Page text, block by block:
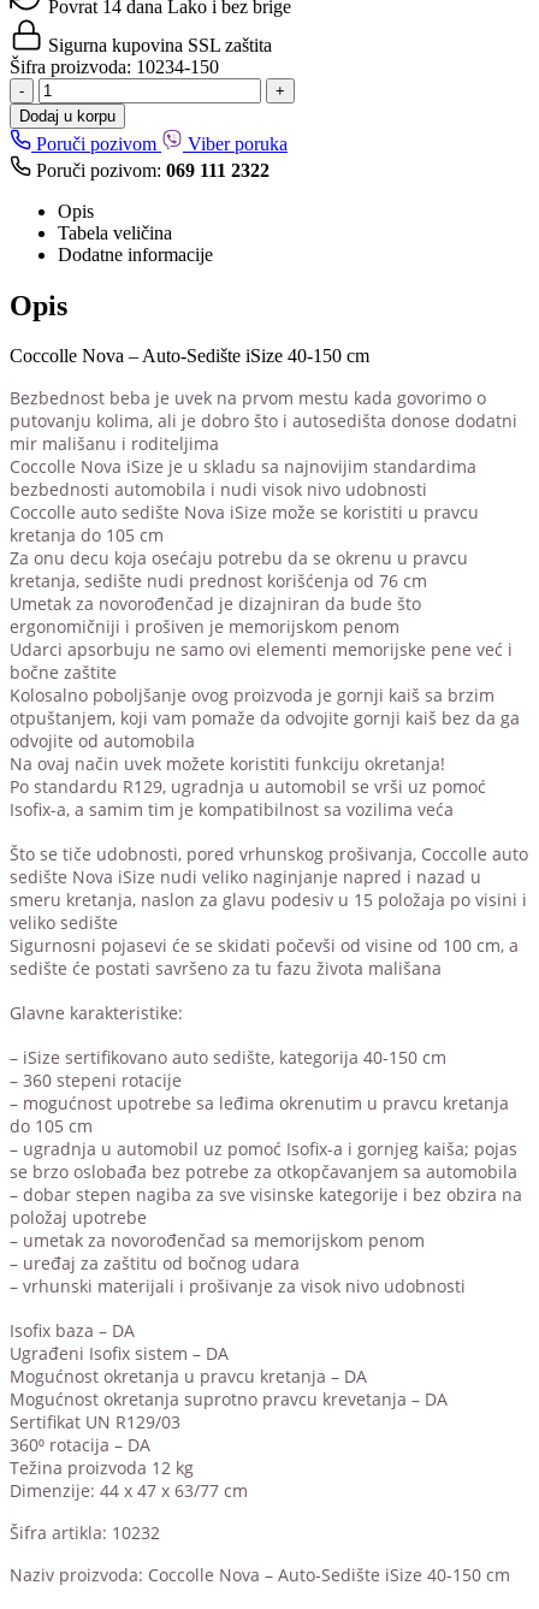
Povrat 14 dana Lako i bez brige
Sigurna kupovina SSL zaštita
Šifra proizvoda: 10234-150
-
+
Dodaj u korpu
Poruči pozivom
Viber poruka
Poruči pozivom: 069 111 2322
Opis
Tabela veličina
Dodatne informacije
Opis
Coccolle Nova – Auto-Sedište iSize 40-150 cm
Bezbednost beba je uvek na prvom mestu kada govorimo o
putovanju kolima, ali je dobro što i autosedišta donose dodatni
mir mališanu i roditeljima
Coccolle Nova iSize je u skladu sa najnovijim standardima
bezbednosti automobila i nudi visok nivo udobnosti
Coccolle auto sedište Nova iSize može se koristiti u pravcu
kretanja do 105 cm
Za onu decu koja osećaju potrebu da se okrenu u pravcu
kretanja, sedište nudi prednost korišćenja od 76 cm
Umetak za novorođenčad je dizajniran da bude što
ergonomičniji i prošiven je memorijskom penom
Udarci apsorbuju ne samo ovi elementi memorijske pene već i
bočne zaštite
Kolosalno poboljšanje ovog proizvoda je gornji kaiš sa brzim
otpuštanjem, koji vam pomaže da odvojite gornji kaiš bez da ga
odvojite od automobila
Na ovaj način uvek možete koristiti funkciju okretanja!
Po standardu R129, ugradnja u automobil se vrši uz pomoć
Isofix-a, a samim tim je kompatibilnost sa vozilima veća
Što se tiče udobnosti, pored vrhunskog prošivanja, Coccolle auto
sedište Nova iSize nudi veliko naginjanje napred i nazad u
smeru kretanja, naslon za glavu podesiv u 15 položaja po visini i
veliko sedište
Sigurnosni pojasevi će se skidati počevši od visine od 100 cm, a
sedište će postati savršeno za tu fazu života mališana
Glavne karakteristike:
– iSize sertifikovano auto sedište, kategorija 40-150 cm
– 360 stepeni rotacije
– mogućnost upotrebe sa leđima okrenutim u pravcu kretanja
do 105 cm
– ugradnja u automobil uz pomoć Isofix-a i gornjeg kaiša; pojas
se brzo oslobađa bez potrebe za otkopčavanjem sa automobila
– dobar stepen nagiba za sve visinske kategorije i bez obzira na
položaj upotrebe
– umetak za novorođenčad sa memorijskom penom
– uređaj za zaštitu od bočnog udara
– vrhunski materijali i prošivanje za visok nivo udobnosti
Isofix baza – DA
Ugrađeni Isofix sistem – DA
Mogućnost okretanja u pravcu kretanja – DA
Mogućnost okretanja suprotno pravcu krevetanja – DA
Sertifikat UN R129/03
360⁰ rotacija – DA
Težina proizvoda 12 kg
Dimenzije: 44 x 47 x 63/77 cm
Šifra artikla: 10232
Naziv proizvoda: Coccolle Nova – Auto-Sedište iSize 40-150 cm